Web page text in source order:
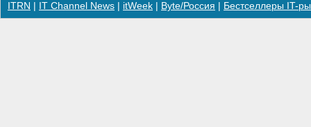
ITRN IT Channel News itWeek Byte/Россия Бестселлеры IT-